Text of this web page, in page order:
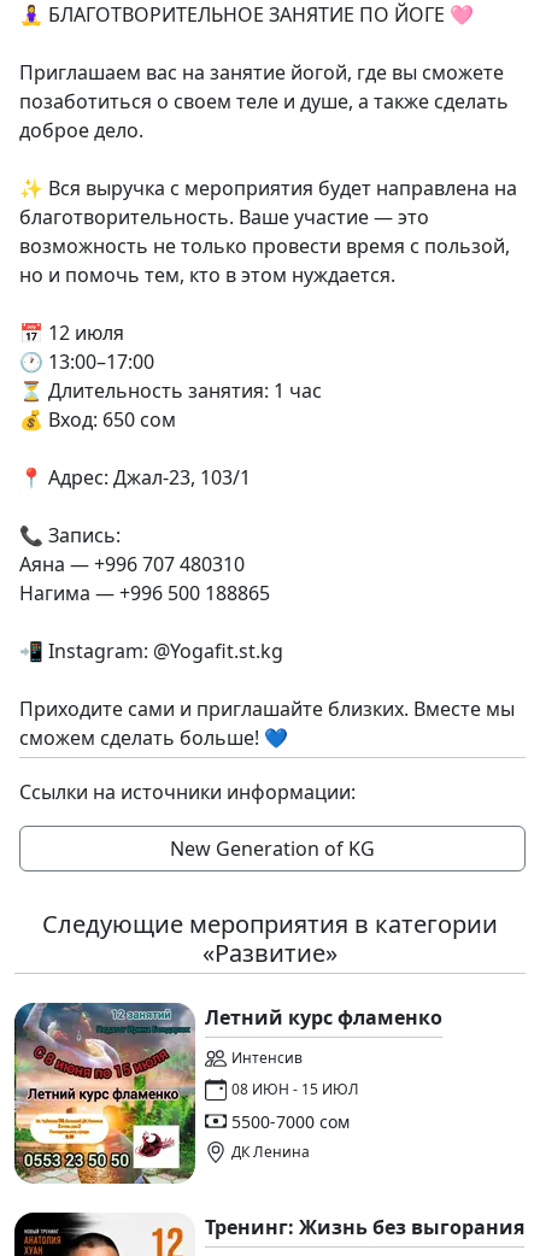
🧘‍♀️ БЛАГОТВОРИТЕЛЬНОЕ ЗАНЯТИЕ ПО ЙОГЕ 🩷
Приглашаем вас на занятие йогой, где вы сможете
позаботиться о своем теле и душе, а также сделать
доброе дело.
✨ Вся выручка с мероприятия будет направлена на
благотворительность. Ваше участие — это
возможность не только провести время с пользой,
но и помочь тем, кто в этом нуждается.
📅 12 июля
🕐 13:00–17:00
⏳ Длительность занятия: 1 час
💰 Вход: 650 сом
📍 Адрес: Джал-23, 103/1
📞 Запись:
Аяна — +996 707 480310
Нагима — +996 500 188865
📲 Instagram: @Yogafit.st.kg
Приходите сами и приглашайте близких. Вместе мы
сможем сделать больше! 💙
Ссылки на источники информации:
New Generation of KG
Следующие мероприятия в категории
«Развитие»
Летний курс фламенко
Интенсив
08 ИЮН - 15 ИЮЛ
5500-7000 сом
ДК Ленина
Тренинг: Жизнь без выгорания